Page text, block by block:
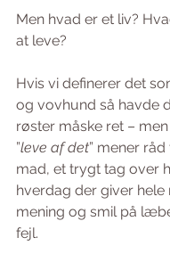
Men hvad er et liv?
at leve?
Hvis vi definerer det
og vovhund så havde
røster måske ret –
”leve af det” mener
mad, et trygt tag over
hverdag der giver hele
mening og smil på
fejl.